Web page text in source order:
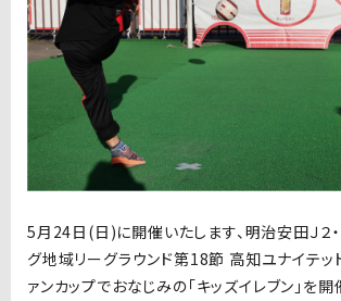
5月24日 (日 )に開催いたします、明治安田Ｊ２
グ地域リーグラウンド第18節 高知ユナイテッ
ァンカップでおなじみの「キッズイレブン」を開